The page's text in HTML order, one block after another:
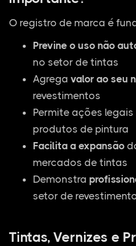
O registro de marca é
Previne o uso não
no setor de tintas
Agrega valor ao seu
revestimentos
Permite ações
produtos de pintura
Facilita a expansão
mercados de tintas
Demonstra
setor de
Tintas, Vernizes e